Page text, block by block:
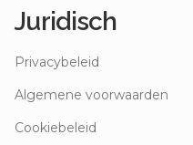
Juridisch
Privacybeleid
Algemene voorwaarden
Cookiebeleid